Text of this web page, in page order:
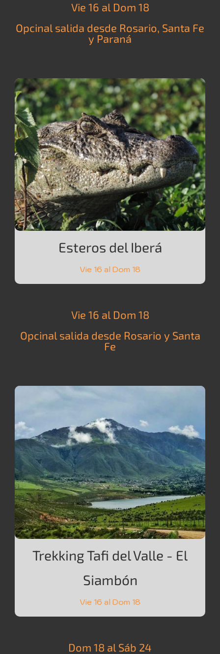
Vie 16 al Dom 18
Opcinal salida desde Rosario, Santa Fe
y Paraná
Esteros del Iberá
Vie 16 al Dom 18
Vie 16 al Dom 18
Opcinal salida desde Rosario y Santa
Fe
Trekking Tafi del Valle - El
Siambón
Vie 16 al Dom 18
Dom 18 al Sáb 24